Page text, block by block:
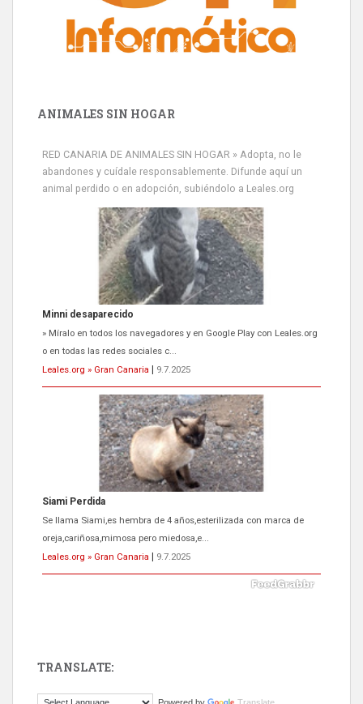
ANIMALES SIN HOGAR
RED CANARIA DE ANIMALES SIN HOGAR » Adopta, no le
abandones y cuídale responsablemente. Difunde aquí un
animal perdido o en adopción, subiéndolo a Leales.org
Minni desaparecido
» Míralo en todos los navegadores y en Google Play con Leales.org
o en todas las redes sociales c...
Leales.org » Gran Canaria
9.7.2025
Siami Perdida
Se llama Siami,es hembra de 4 años,esterilizada con marca de
oreja,cariñosa,mimosa pero miedosa,e...
Leales.org » Gran Canaria
9.7.2025
TRANSLATE: